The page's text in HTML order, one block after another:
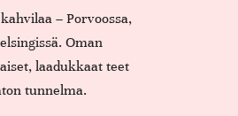
– Porvoossa,
Oman
laadukkaat teet
tunnelma.